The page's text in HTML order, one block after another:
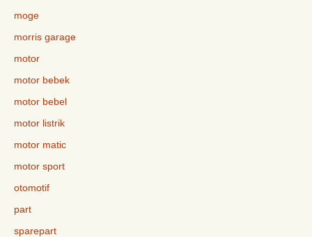
moge
morris garage
motor
motor bebek
motor bebel
motor listrik
motor matic
motor sport
otomotif
part
sparepart